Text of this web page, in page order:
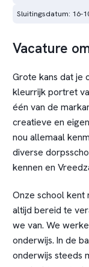
Sluitingsdatum: 16-
Vacature
Grote kans dat je
kleurrijk portret
één van de
creatieve en
nou allemaal
diverse
kennen en
Onze school kent
altijd bereid te
we van. We
onderwijs. In de
onderwijs steeds